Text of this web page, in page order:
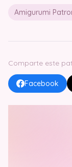
Amigurumi
Comparte este
Facebook